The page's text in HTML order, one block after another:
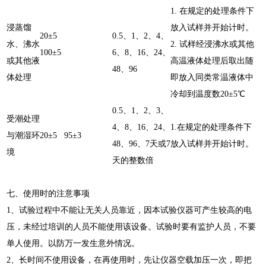
浸蒸馏
水、沸水
或其他液
体处理
20±5
100±5
0.5、1、2、4、
6、8、16、24、
48、96
1. 在规定的处理条件下
放入试样并开始计时。
2. 试样经浸沸水或其他
高温液体处理后取出随
即放入同类常温液体中
冷却到温度数20±5℃
受潮处理
与潮湿环
境
20±5 95±3
0.5、1、2、3、
4、8、16、24、
48、96、7天或7
天的整数倍
1.在规定的处理条件下
放入试样并开始计时。
七、使用时的注意事项
1、试验过程中不能让无关人员靠近，因本试验仪器可产生较高的电
压，未经过培训的人员不能使用该设备。试验时要有监护人员，不要
单人使用。以防万一发生意外情况。
2、长时间不使用设备，在再使用时，先让仪器空载加压一次，即把